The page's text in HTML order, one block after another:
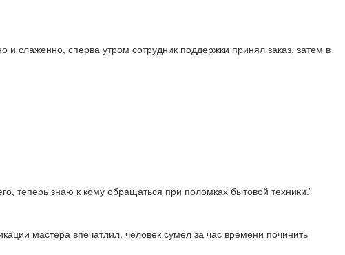
слаженно, сперва утром сотрудник поддержки принял заказ, затем в
теперь знаю к кому обращаться при поломках бытовой техники.”
мастера впечатлил, человек сумел за час времени починить